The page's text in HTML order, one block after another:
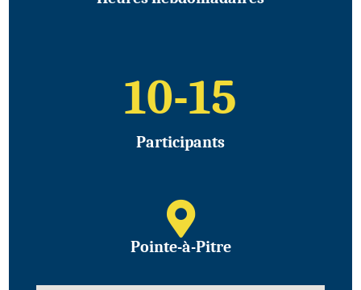
Participants
10-15
Pointe-à-Pitre